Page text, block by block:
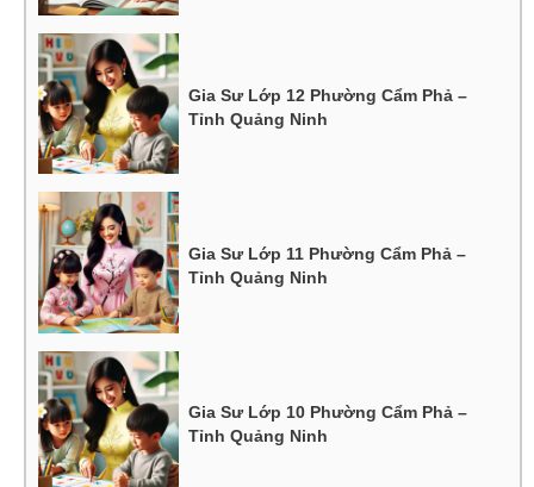
Gia Sư Lớp 12 Phường Cẩm Phả –
Tỉnh Quảng Ninh
Gia Sư Lớp 11 Phường Cẩm Phả –
Tỉnh Quảng Ninh
Gia Sư Lớp 10 Phường Cẩm Phả –
Tỉnh Quảng Ninh